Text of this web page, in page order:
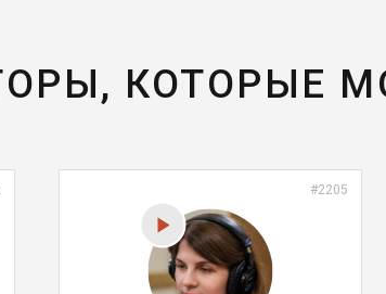
КОТОРЫЕ
#2205